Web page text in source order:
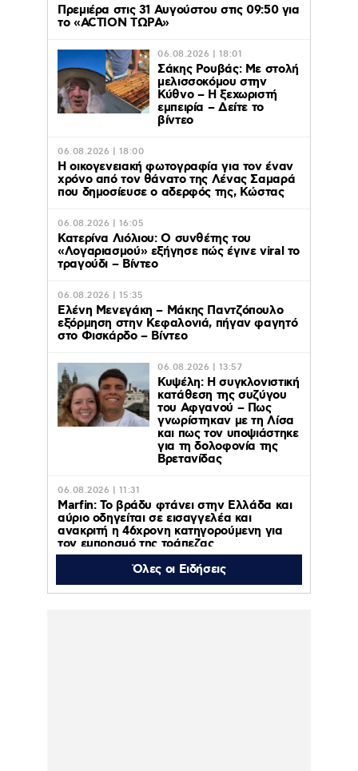
Πρεμιέρα στις 31 Αυγούστου στις 09:50 για
το «ACTION ΤΩΡΑ»
06.08.2026 | 18:01
Σάκης Ρουβάς: Με στολή
μελισσοκόμου στην
Κύθνο – Η ξεχωριστή
εμπειρία – Δείτε το
βίντεο
06.08.2026 | 18:00
Η οικογενειακή φωτογραφία για τον έναν
χρόνο από τον θάνατο της Λένας Σαμαρά
που δημοσίευσε ο αδερφός της, Κώστας
06.08.2026 | 16:05
Κατερίνα Λιόλιου: Ο συνθέτης του
«Λογαριασμού» εξήγησε πώς έγινε viral το
τραγούδι – Βίντεο
06.08.2026 | 15:35
Ελένη Μενεγάκη – Μάκης Παντζόπουλο
εξόρμηση στην Κεφαλονιά, πήγαν φαγητό
στο Φισκάρδο – Βίντεο
06.08.2026 | 13:57
Κυψέλη: Η συγκλονιστική
κατάθεση της συζύγου
του Αφγανού – Πως
γνωρίστηκαν με τη Λίσα
και πως τον υποψιάστηκε
για τη δολοφονία της
Βρετανίδας
06.08.2026 | 11:31
Marfin: Το βράδυ φτάνει στην Ελλάδα και
αύριο οδηγείται σε εισαγγελέα και
ανακριτή η 46χρονη κατηγορούμενη για
τον εμπρησμό της τράπεζας
06.08.2026 | 11:23
Γαρυφαλλιά Καληφώνη: Διακοπές με
Όλες οι Ειδήσεις